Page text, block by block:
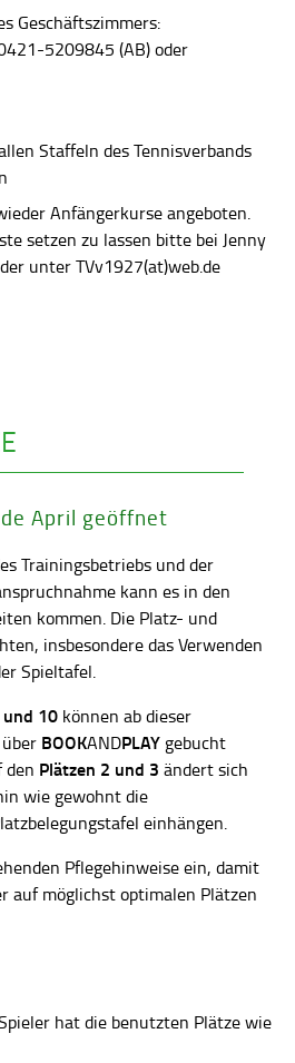
Geschäftszimmers:
5209845 (AB) oder
Staffeln des Tennisverbands
Anfängerkurse angeboten.
setzen zu lassen bitte bei Jenny
unter TVv1927(at)web.de
April geöffnet
Trainingsbetriebs und der
kann es in den
kommen. Die Platz- und
insbesondere das Verwenden
Spieltafel.
10 können ab dieser
BOOKANDPLAY gebucht
den Plätzen 2 und 3 ändert sich
wie gewohnt die
einhängen.
Pflegehinweise ein, damit
auf möglichst optimalen Plätzen
hat die benutzten Plätze wie